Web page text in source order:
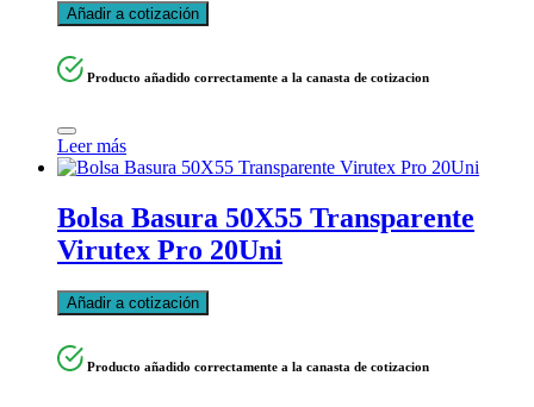
Añadir a cotización
Producto añadido correctamente a la canasta de cotizacion
Leer más
Bolsa Basura 50X55 Transparente
Virutex Pro 20Uni
Añadir a cotización
Producto añadido correctamente a la canasta de cotizacion